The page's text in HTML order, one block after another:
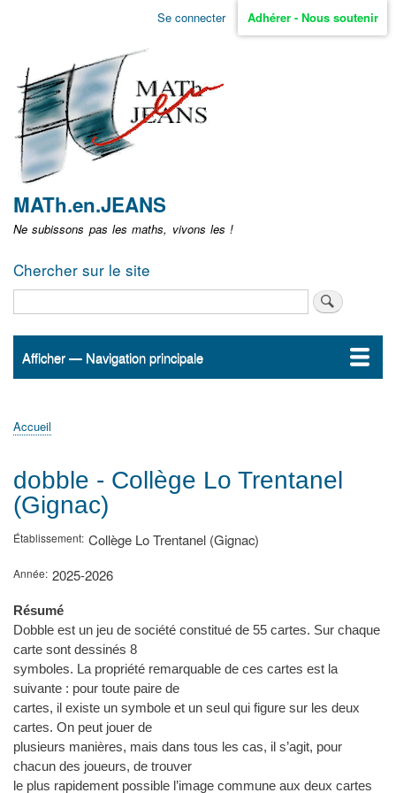
Aller
non
identifié
Se connecter Adhérer - Nous soutenir
MATh.en.JEANS
Ne subissons pas les maths, vivons les !
Chercher sur le site
Navigation
Afficher — Navigation principale
Accueil
ActualitésMATh.en.JEANS ?
Régions et Ateliers
Créer, gérer un atelier
Sujets/Publications
Congrès
d'Ariane
Accueil
dobble - Collège Lo Trentanel
(Gignac)
Établissement Collège Lo Trentanel (Gignac)
Année 2025-2026
Résumé
Dobble est un jeu de société constitué de 55 cartes. Sur chaque
carte sont dessinés 8
symboles. La propriété remarquable de ces cartes est la
suivante : pour toute paire de
cartes, il existe un symbole et un seul qui figure sur les deux
cartes. On peut jouer de
plusieurs manières, mais dans tous les cas, il s’agit, pour
chacun des joueurs, de trouver
le plus rapidement possible l’image commune aux deux cartes